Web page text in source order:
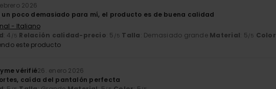
2026
un poco demasiado para mí, el producto es de buena calidad
- Italiano
: 4 /5 Relación calidad-precio: 5 /5 Talla: Demasiado grande Material: 5/5 Color
este producto
vérifié26. enero 2026
caída del pantalón perfecta